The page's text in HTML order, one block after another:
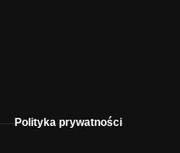
Polityka prywatności